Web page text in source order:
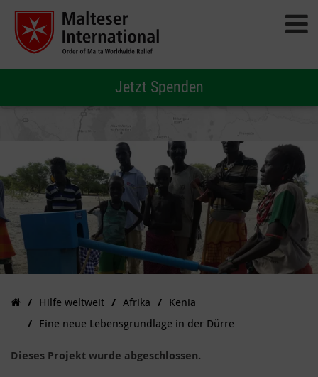
Jetzt Spenden
Hilfe weltweit Afrika
Kenia
Eine neue Lebensgrundlage in der Dürre
Dieses Projekt wurde abgeschlossen.